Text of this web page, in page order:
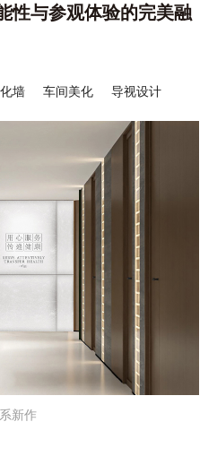
性与参观体验的完美融
墙 车间美化 导视设计
新作